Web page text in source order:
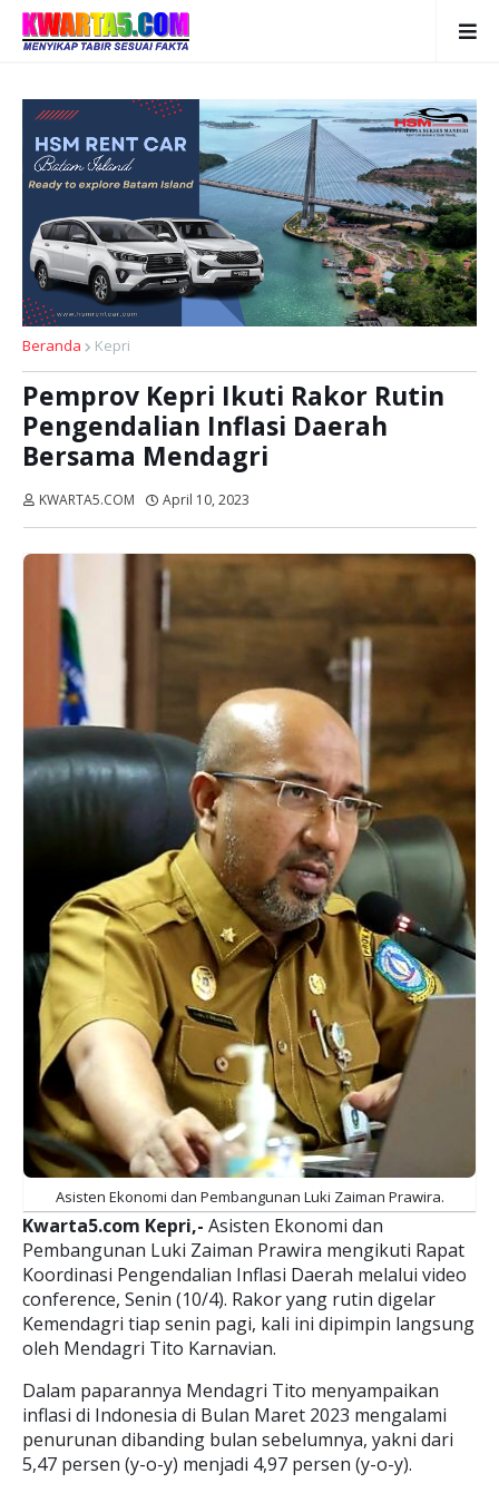
Beranda Kepri
Pemprov Kepri Ikuti Rakor Rutin
Pengendalian Inflasi Daerah
Bersama Mendagri
KWARTA5.COM April 10, 2023
Asisten Ekonomi dan Pembangunan Luki Zaiman Prawira.
Kwarta5.com Kepri,- Asisten Ekonomi dan
Pembangunan Luki Zaiman Prawira mengikuti Rapat
Koordinasi Pengendalian Inflasi Daerah melalui video
conference, Senin (10/4). Rakor yang rutin digelar
Kemendagri tiap senin pagi, kali ini dipimpin langsung
oleh Mendagri Tito Karnavian.
Dalam paparannya Mendagri Tito menyampaikan
inflasi di Indonesia di Bulan Maret 2023 mengalami
penurunan dibanding bulan sebelumnya, yakni dari
5,47 persen (y-o-y) menjadi 4,97 persen (y-o-y).